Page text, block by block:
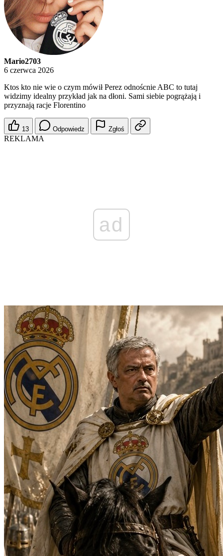
Mario2703
6 czerwca 2026
Ktos kto nie wie o czym mówił Perez odnoścnie ABC to tutaj
widzimy idealny przykład jak na dłoni. Sami siebie pogrążają i
przyznają racje Florentino
13 Odpowiedz Zgłoś
REKLAMA
ad